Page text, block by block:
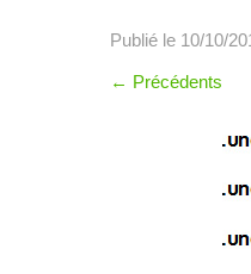
Publié le 10/10/
← Précédents